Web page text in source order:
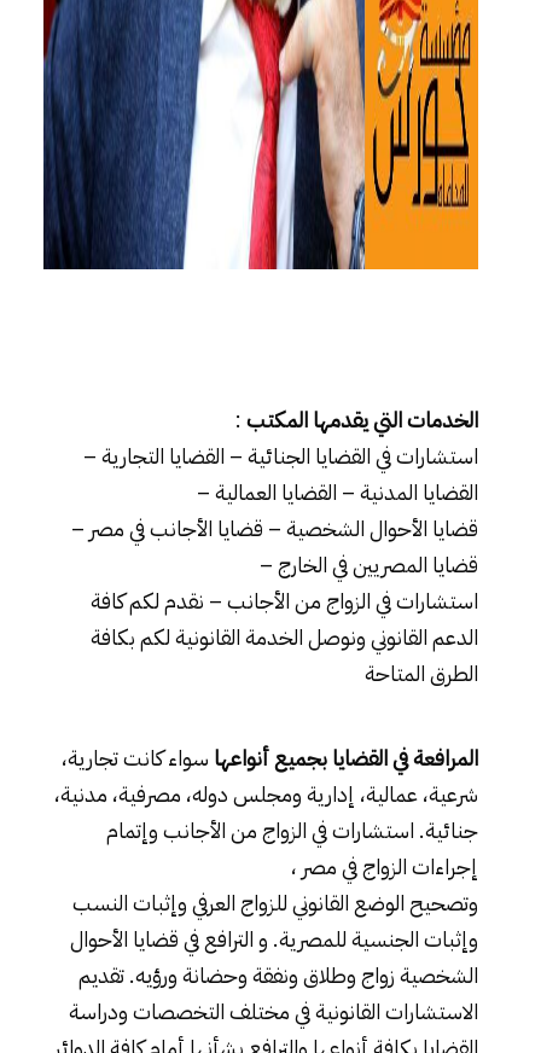
الخدمات التي يقدمها المكتب :
استشارات في القضايا الجنائية– القضايا التجارية –
القضايا المدنية– القضايا العمالية–
قضايا الأحوال الشخصية– قضايا الأجانب في مصر –
قضايا المصريين في الخارج –
استشارات في الزواج من الأجانب– نقدم لكم كافة
الدعم القانوني ونوصل الخدمة القانونية لكم بكافة
الطرق المتاحة
المرافعة في القضايا بجميع أنواعها سواء كانت تجارية،
شرعية، عمالية، إدارية ومجلس دوله، مصرفية، مدنية،
جنائية. استشارات في الزواج من الأجانب وإتمام
إجراءات الزواج في مصر ،
وتصحيح الوضع القانوني للزواج العرفيوإثبات النسب
وإثبات الجنسية للمصرية. و الترافع في قضايا الأحوال
الشخصية زواج وطلاق ونفقة وحضانة ورؤيه. تقديم
الاستشارات القانونية في مختلف التخصصات ودراسة